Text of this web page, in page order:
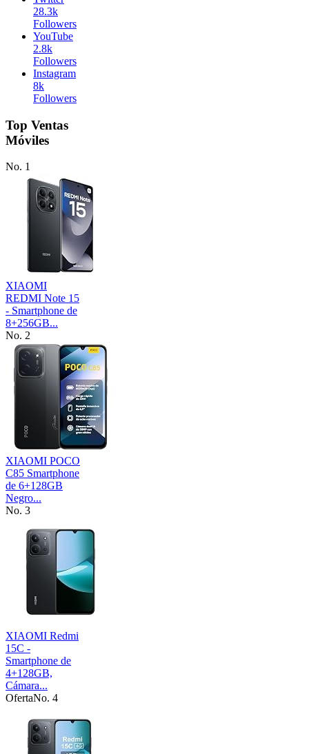
28.3k
Followers
YouTube
2.8k
Followers
Instagram
8k
Followers
Top Ventas
Móviles
No. 1
XIAOMI
REDMI Note 15
- Smartphone de
8+256GB...
No. 2
XIAOMI POCO
C85 Smartphone
de 6+128GB
Negro...
No. 3
XIAOMI Redmi
15C -
Smartphone de
4+128GB,
Cámara...
OfertaNo. 4